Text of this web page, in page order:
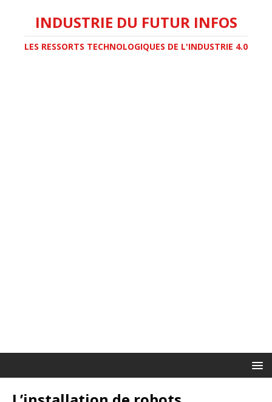
INDUSTRIE DU FUTUR INFOS
LES RESSORTS TECHNOLOGIQUES DE L'INDUSTRIE 4.0